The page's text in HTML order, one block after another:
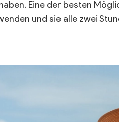
Eine der besten
und sie alle zwei